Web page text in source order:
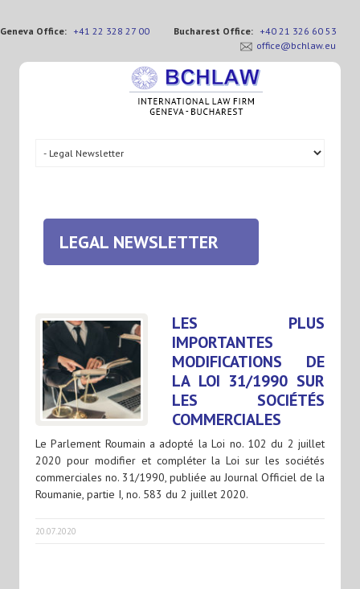
Geneva Office: +41 22 328 27 00 Bucharest Office: +40 21 326 60 53
office@bchlaw.eu
LEGAL NEWSLETTER
LES PLUS
IMPORTANTES
MODIFICATIONS DE
LA LOI 31/1990 SUR
LES SOCIÉTÉS
COMMERCIALES
Le Parlement Roumain a adopté la Loi no. 102 du 2 juillet
2020 pour modifier et compléter la Loi sur les sociétés
commerciales no. 31/1990, publiée au Journal Officiel de la
Roumanie, partie I, no. 583 du 2 juillet 2020.
20.07.2020